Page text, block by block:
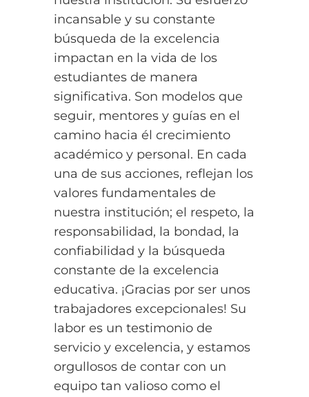
incansable y su constante
búsqueda de la excelencia
impactan en la vida de los
estudiantes de manera
significativa. Son modelos que
seguir, mentores y guías en el
camino hacia él crecimiento
académico y personal. En cada
una de sus acciones, reflejan los
valores fundamentales de
nuestra institución; el respeto, la
responsabilidad, la bondad, la
confiabilidad y la búsqueda
constante de la excelencia
educativa. ¡Gracias por ser unos
trabajadores excepcionales! Su
labor es un testimonio de
servicio y excelencia, y estamos
orgullosos de contar con un
equipo tan valioso como el